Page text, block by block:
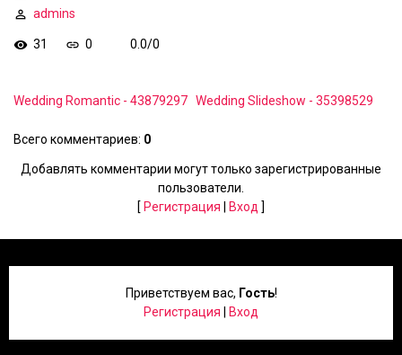
admins
31 0 0.0/0
Wedding Romantic - 43879297 Wedding Slideshow - 35398529
Всего комментариев: 0
Добавлять комментарии могут только зарегистрированные
пользователи.
[ Регистрация Вход ]
Приветствуем вас, Гость!
Регистрация
Вход